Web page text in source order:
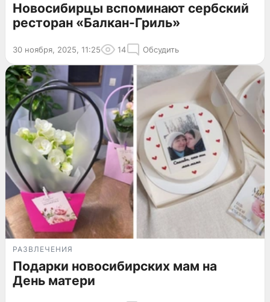
Новосибирцы вспоминают сербский
ресторан «Балкан-Гриль»
30 ноября, 2025, 11:25 14 Обсудить
РАЗВЛЕЧЕНИЯ
Подарки новосибирских мам на
День матери